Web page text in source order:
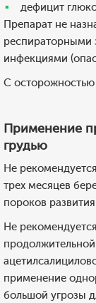
дефицит
Препарат не
респираторными
инфекциями
С осторожностью
Применение
грудью
Не
трех месяцев
пороков
Не
применение
большой угрозы